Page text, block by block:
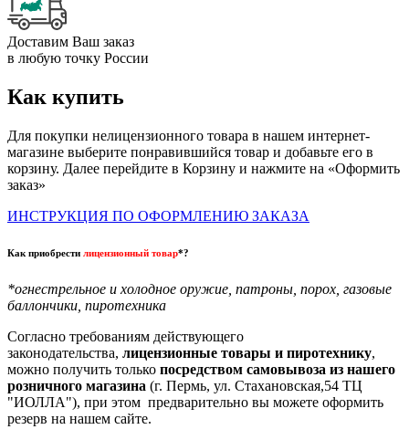
Доставим Ваш заказ
в любую точку России
Как купить
Для покупки нелицензионного товара в нашем интернет-
магазине выберите понравившийся товар и добавьте его в
корзину. Далее перейдите в Корзину и нажмите на «Оформить
заказ»
ИНСТРУКЦИЯ ПО ОФОРМЛЕНИЮ ЗАКАЗА
Как приобрести лицензионный товар*?
*огнестрельное и холодное оружие, патроны, порох, газовые
баллончики, пиротехника
Согласно требованиям действующего
законодательства, лицензионные товары и пиротехнику,
можно получить только посредством самовывоза из нашего
розничного магазина (г. Пермь, ул. Стахановская,54 ТЦ
"ИОЛЛА"), при этом предварительно вы можете оформить
резерв на нашем сайте.